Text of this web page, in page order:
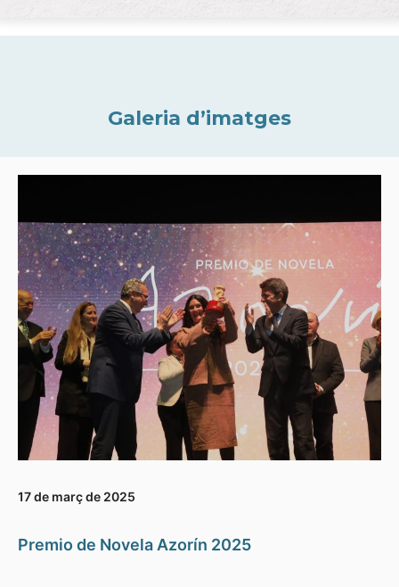
Galeria d’imatges
17 de març de 2025
Premio de Novela Azorín 2025